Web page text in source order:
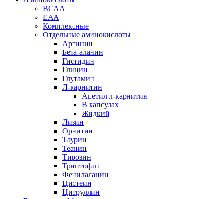
BCAA
EAA
Комплексные
Отдельные аминокислоты
Аргинин
Бета-аланин
Гистидин
Глицин
Глутамин
Л-карнитин
Ацетил л-карнитин
В капсулах
Жидкий
Лизин
Орнитин
Таурин
Теанин
Тирозин
Триптофан
Фенилаланин
Цистеин
Цитруллин